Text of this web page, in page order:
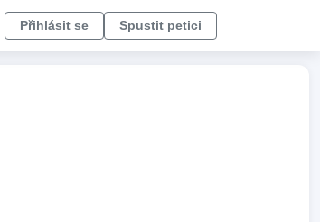
Přihlásit se Spustit petici